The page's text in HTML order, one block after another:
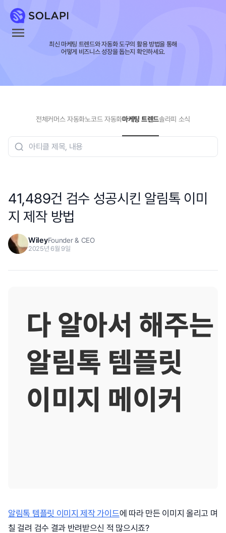
최신 마케팅 트렌드와 자동화 도구의 활용 방법을 통해
어떻게 비즈니스 성장을 돕는지 확인하세요.
전체커머스 자동화노코드 자동화마케팅 트렌드솔라피 소식
41,489건 검수 성공시킨 알림톡 이미
지 제작 방법
WileyFounder & CEO
2025년 6월 9일
알림톡 템플릿 이미지 제작 가이드에 따라 만든 이미지 올리고 며
칠 걸려 검수 결과 반려받으신 적 많으시죠?